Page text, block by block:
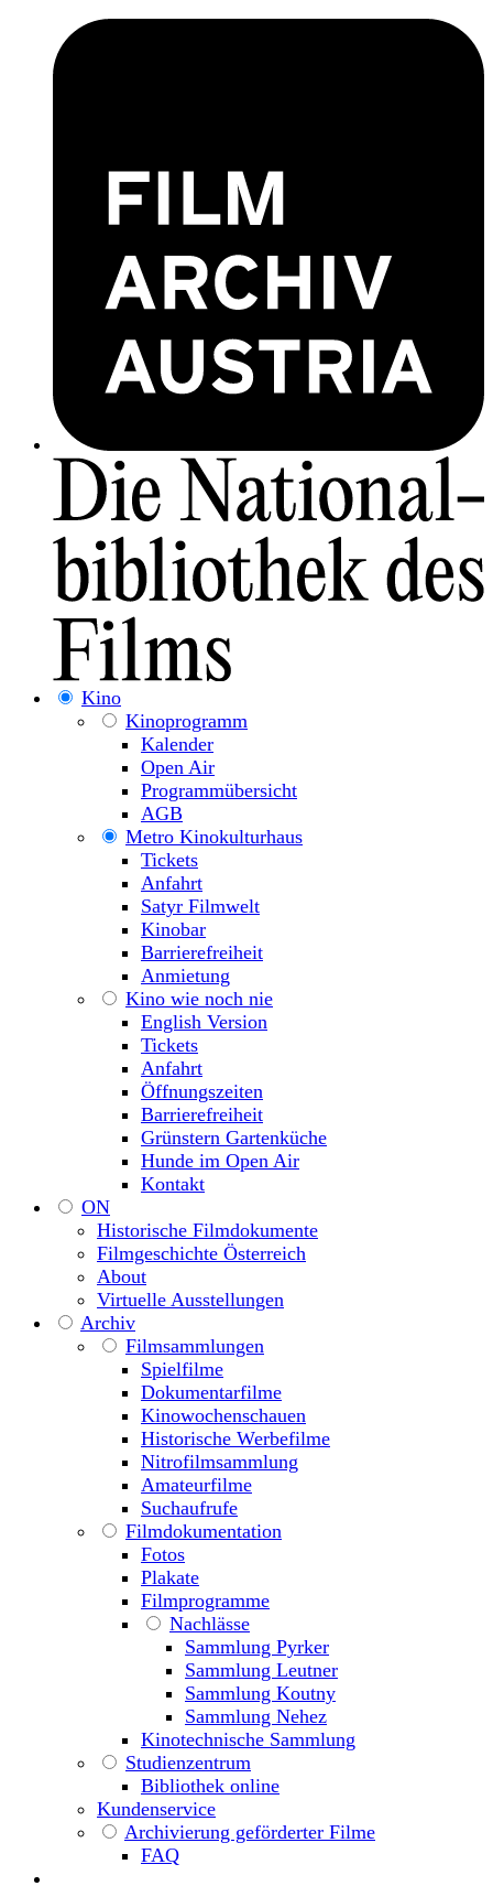
Kino
Kinoprogramm
Kalender
Open Air
Programmübersicht
AGB
Metro Kinokulturhaus
Tickets
Anfahrt
Satyr Filmwelt
Kinobar
Barrierefreiheit
Anmietung
Kino wie noch nie
English Version
Tickets
Anfahrt
Öffnungszeiten
Barrierefreiheit
Grünstern Gartenküche
Hunde im Open Air
Kontakt
ON
Historische Filmdokumente
Filmgeschichte Österreich
About
Virtuelle Ausstellungen
Archiv
Filmsammlungen
Spielfilme
Dokumentarfilme
Kinowochenschauen
Historische Werbefilme
Nitrofilmsammlung
Amateurfilme
Suchaufrufe
Filmdokumentation
Fotos
Plakate
Filmprogramme
Nachlässe
Sammlung Pyrker
Sammlung Leutner
Sammlung Koutny
Sammlung Nehez
Kinotechnische Sammlung
Studienzentrum
Bibliothek online
Kundenservice
Archivierung geförderter Filme
FAQ